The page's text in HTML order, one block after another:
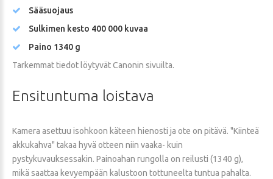
Sääsuojaus
Sulkimen kesto 400 000 kuvaa
Paino 1340 g
Tarkemmat tiedot löytyvät Canonin sivuilta.
Ensituntuma loistava
Kamera asettuu isohkoon käteen hienosti ja ote on pitävä. "Kiinteä
akkukahva" takaa hyvä otteen niin vaaka- kuin
pystykuvauksessakin. Painoahan rungolla on reilusti (1340 g),
mikä saattaa kevyempään kalustoon tottuneelta tuntua pahalta.